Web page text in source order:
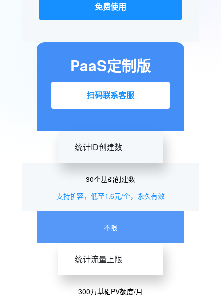
免费使用
PaaS定制版
扫码联系客服
统计ID创建数
30个基础创建数
支持扩容，低至1.6元/个，永久有效
不限
统计流量上限
300万基础PV额度/月